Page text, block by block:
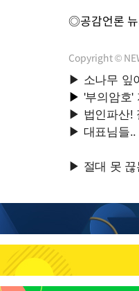
◎공감언론
Copyright ©